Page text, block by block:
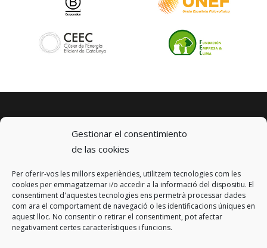
Gestionar el consentimiento
de las cookies
Per oferir-vos les millors experiències, utilitzem tecnologies com les
cookies per emmagatzemar i/o accedir a la informació del dispositiu. El
consentiment d'aquestes tecnologies ens permetrà processar dades
com ara el comportament de navegació o les identificacions úniques en
aquest lloc. No consentir o retirar el consentiment, pot afectar
negativament certes característiques i funcions.
© 2023 km0 Energy
Carrer Baldrich 222-226
08223 Terrassa, Barcelona
info@km0.energy